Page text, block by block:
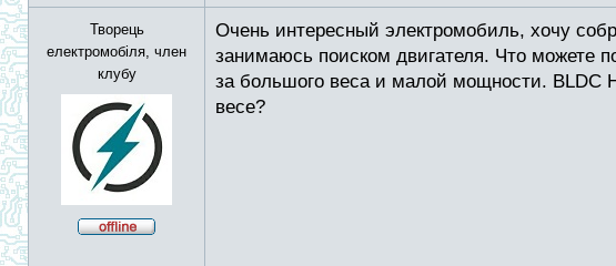
Творець
електромобіля, член
клубу
Очень интересный электромобиль, хочу
занимаюсь поиском двигателя. Что можете
за большого веса и малой мощности. BLDC
весе?